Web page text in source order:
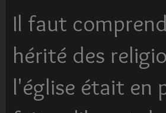
Il faut
hérité des
l'église était en